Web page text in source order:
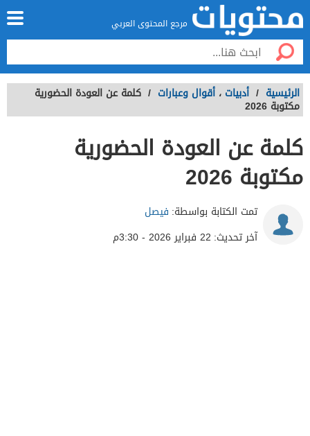
مرجع المحتوى العربي
الرئيسية / أدبيات ، أقوال وعبارات / كلمة عن العودة الحضورية
مكتوبة 2026
كلمة عن العودة الحضورية
مكتوبة 2026
تمت الكتابة بواسطة: فيصل
آخر تحديث: 22 فبراير 2026 - 3:30م